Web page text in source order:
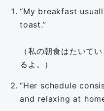
“My breakfast
toast.”
（私の朝食はたいて
るよ。）
“Her schedule
and relaxing at